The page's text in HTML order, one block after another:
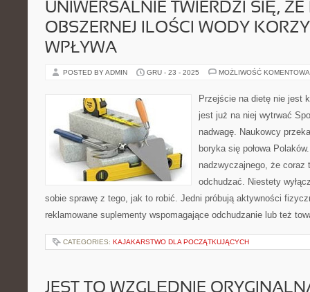
UNIWERSALNIE TWIERDZI SIĘ, ŻE
OBSZERNEJ ILOŚCI WODY
WPŁYWA
POSTED BY ADMIN GRU - 23 - 2025 MOŻLIWOŚĆ
Przejście na dietę nie jest
jest już na niej wytrwać
nadwagę. Naukowcy
boryka się połowa
nadzwyczajnego, że coraz
odchudzać. Niestety
sobie sprawę z tego, jak to robić. Jedni próbują aktywności
reklamowane suplementy wspomagające odchudzanie lub też
CATEGORIES: KAJAKARSTWO DLA POCZĄTKUJĄCYCH
JEST TO WZGLĘDNIE